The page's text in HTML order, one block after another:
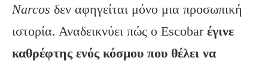
Narcos δεν αφηγείται μόνο μια προσωπική
ιστορία. Αναδεικνύει πώς ο Escobarέγινε
καθρέφτης ενός κόσμου που θέλει να